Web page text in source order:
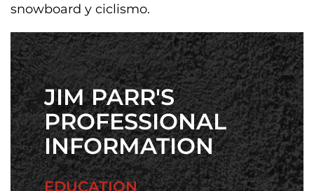
snowboard y ciclismo.
JIM PARR'S
PROFESSIONAL
INFORMATION
EDUCATION